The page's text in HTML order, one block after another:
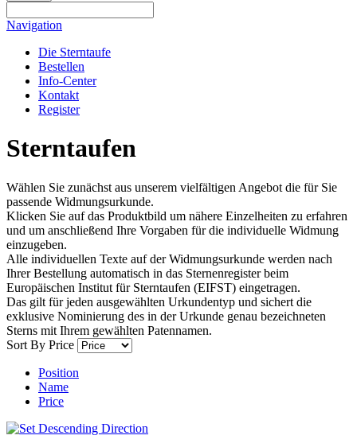
Navigation
Die Sterntaufe
Bestellen
Info-Center
Kontakt
Register
Sterntaufen
Wählen Sie zunächst aus unserem vielfältigen Angebot die für Sie
passende Widmungsurkunde.
Klicken Sie auf das Produktbild um nähere Einzelheiten zu erfahren
und um anschließend Ihre Vorgaben für die individuelle Widmung
einzugeben.
Alle individuellen Texte auf der Widmungsurkunde werden nach
Ihrer Bestellung automatisch in das Sternenregister beim
Europäischen Institut für Sterntaufen (EIFST) eingetragen.
Das gilt für jeden ausgewählten Urkundentyp und sichert die
exklusive Nominierung des in der Urkunde genau bezeichneten
Sterns mit Ihrem gewählten Patennamen.
Sort By Price
Position
Name
Price